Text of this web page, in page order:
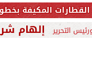
بخطوط الوجهين
التحرير إلهام